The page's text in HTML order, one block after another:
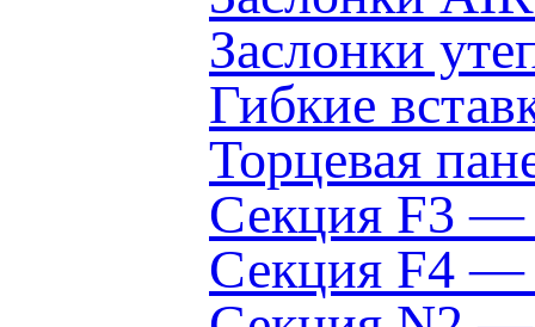
Заслонки
Гибкие
Торцевая
Секция F3 —
Секция F4 —